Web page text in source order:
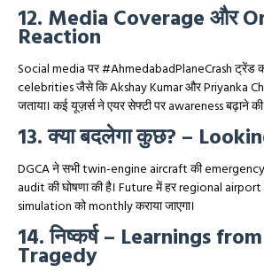
12. Media Coverage और
Reaction
Social media पर #AhmedabadPlaneCrash ट्रेंड
celebrities जैसे कि Akshay Kumar और Priyanka
जताया। कई यूज़र्स ने एयर सेफ्टी पर awareness बढ़ाने
13. क्या बदलेगा कुछ? –
DGCA ने सभी twin-engine aircraft की
audit की घोषणा की है। Future में हर regional
simulation को monthly कराया जाएगा।
14. निष्कर्ष – Learnings
Tragedy